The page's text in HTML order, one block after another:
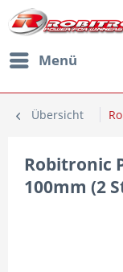
Menü
Übersicht
Robitronic
100mm (2